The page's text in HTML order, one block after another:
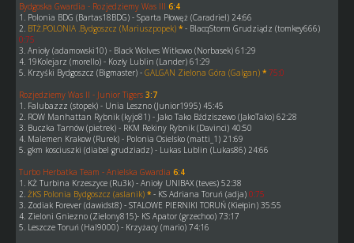
Bydgoska Gwardia - Rozjedziemy Was III 6:4
1. Polonia BDG (Bartas18BDG) - Sparta Płowęż (Caradriel) 24:66
2. BTŻ.POLONIA .Bydgoszcz (Mariuszpopek) *- BlacqStorm Grudziądz (tomkey666)
0:75
3. Anioły (adamowski10) - Black Wolves Witkowo (Norbasek) 61:29
4. 19Kolejarz (morello) - Kozły Lublin (Lander) 61:29
5. Krzyśki Bydgoszcz (Bigmaster) - GALGAN Zielona Góra (Galgan) * 75:0
Rozjedziemy Was II - Junior Tigers 3:7
1. Falubazzz (stopek) - Unia Leszno (Junior1995) 45:45
2. ROW Manhattan Rybnik (kyjo81) - Jako Tako Bździszewo (JakoTako) 62:28
3. Buczka Tarnów (pietrek) - RKM Rekiny Rybnik (Davinci) 40:50
4. Malemen Krakow (Rurek) - Polonia Osielsko (matti_1) 21:69
5. gkm kosciuszki (diabel grudziadz) - Lukas Lublin (Lukas86) 24:66
Turbo Herbatka Team - Anielska Gwardia 6:4
1. KŻ Turbina Krzeszyce (Ru3k) - Anioły UNIBAX (teves) 52:38
2. ŻKS Polonia Bydgoszcz (aslanik) *- KS Adriana Toruń (adja) 0:75
3. Zodiak Forever (dawidst8) - STALOWE PIERNIKI TORUŃ (Kiełpin) 35:55
4. Zieloni Gniezno (Zielony815)- KS Apator (grzechoo) 73:17
5. Leszcze Toruń (Hal9000) - Krzyżacy (mario) 74:16